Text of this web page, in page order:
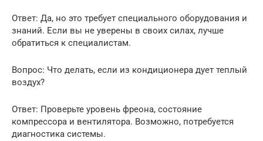
Ответ: Да, но это требует специального оборудования и
знаний. Если вы не уверены в своих силах, лучше
обратиться к специалистам.
Вопрос: Что делать, если из кондиционера дует теплый
воздух?
Ответ: Проверьте уровень фреона, состояние
компрессора и вентилятора. Возможно, потребуется
диагностика системы.